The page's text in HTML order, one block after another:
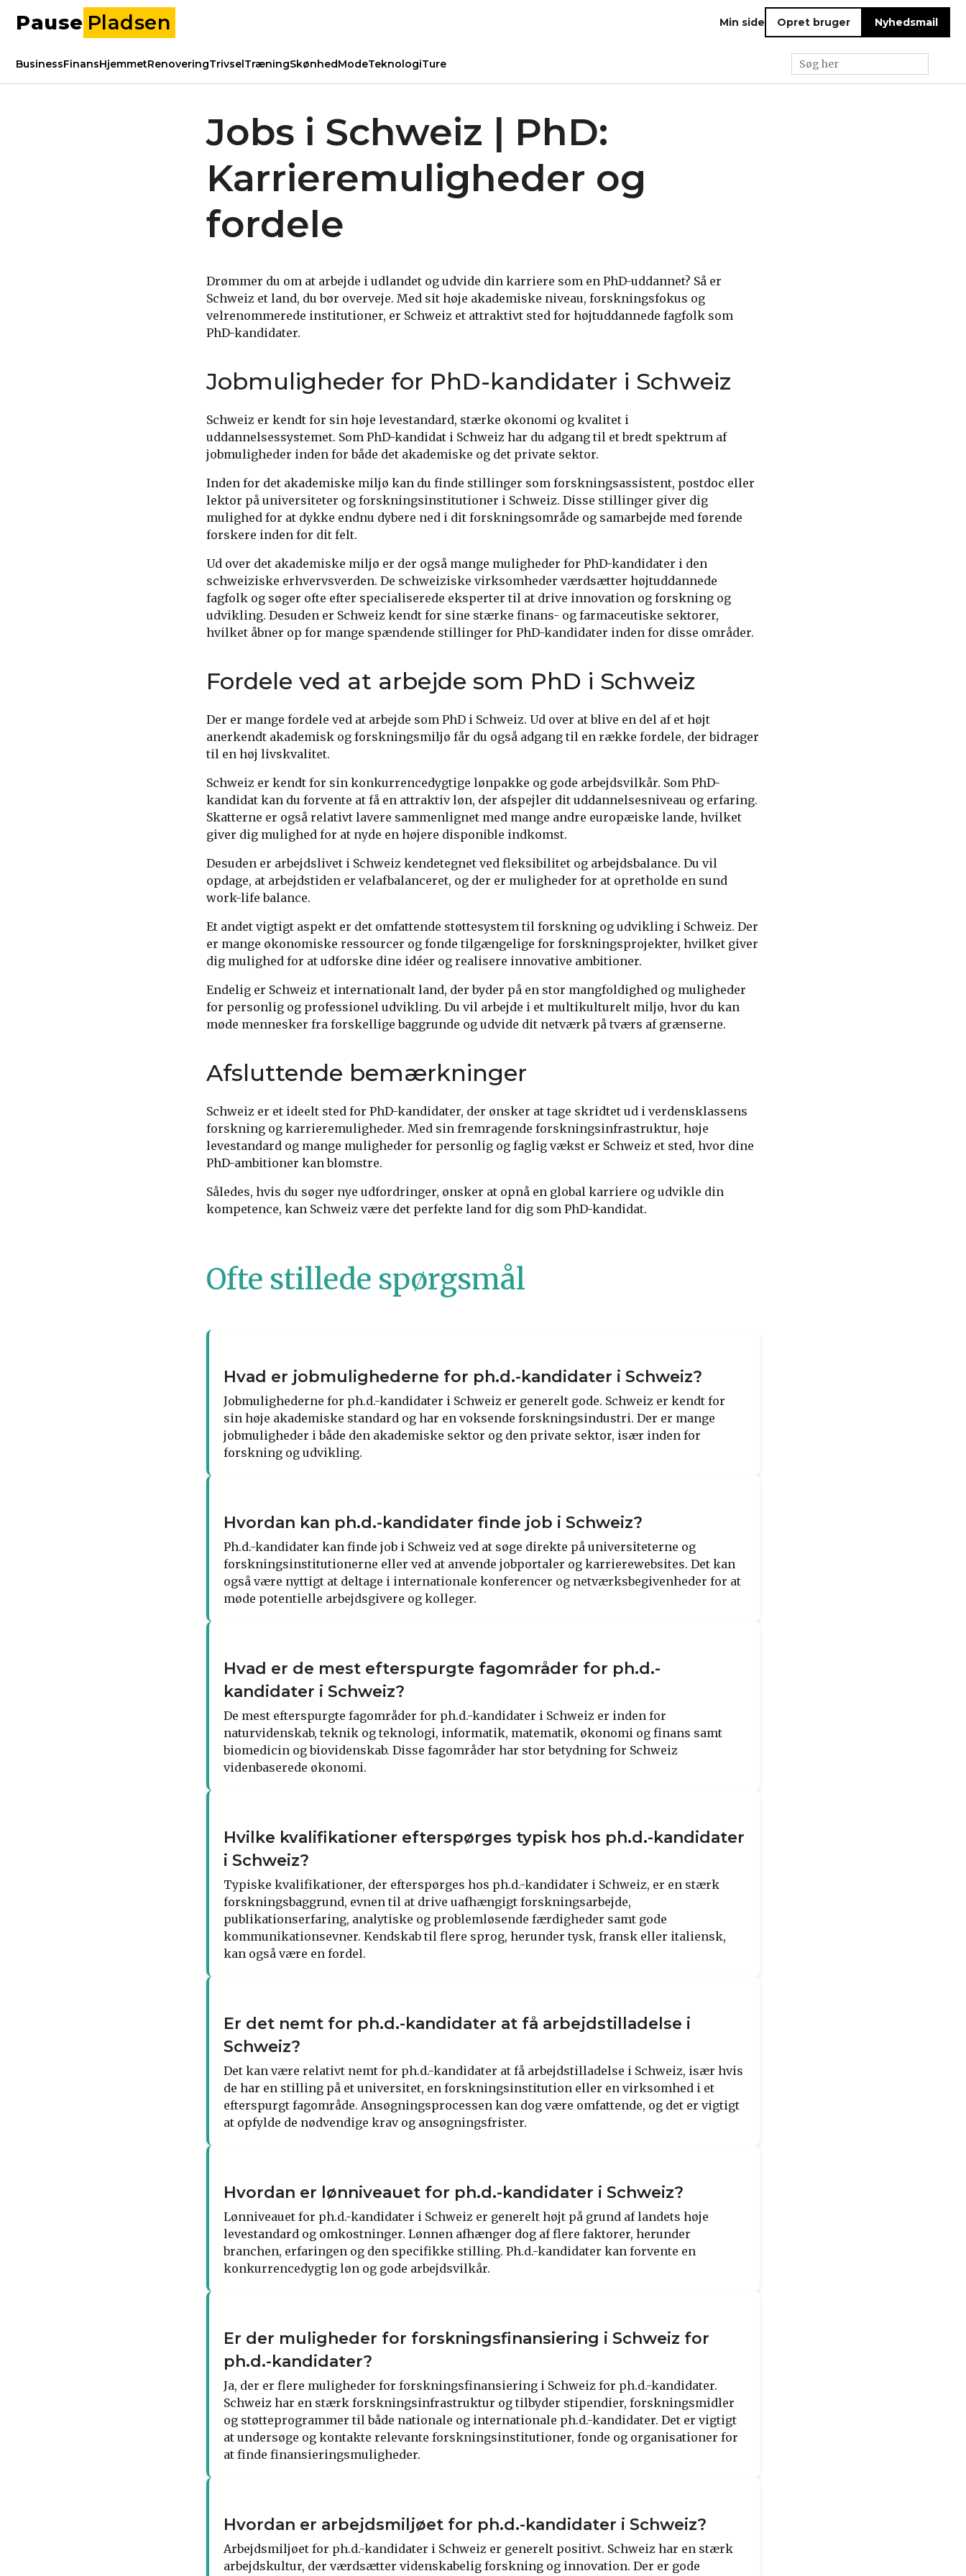
Pause Pladsen Min side Opret bruger Nyhedsmail
BusinessFinansHjemmetRenoveringTrivselTræningSkønhedModeTeknologiTure
Jobs i Schweiz | PhD:
Karrieremuligheder og
fordele
Drømmer du om at arbejde i udlandet og udvide din karriere som en PhD-uddannet? Så er
Schweiz et land, du bør overveje. Med sit høje akademiske niveau, forskningsfokus og
velrenommerede institutioner, er Schweiz et attraktivt sted for højtuddannede fagfolk som
PhD-kandidater.
Jobmuligheder for PhD-kandidater i Schweiz
Schweiz er kendt for sin høje levestandard, stærke økonomi og kvalitet i
uddannelsessystemet. Som PhD-kandidat i Schweiz har du adgang til et bredt spektrum af
jobmuligheder inden for både det akademiske og det private sektor.
Inden for det akademiske miljø kan du finde stillinger som forskningsassistent, postdoc eller
lektor på universiteter og forskningsinstitutioner i Schweiz. Disse stillinger giver dig
mulighed for at dykke endnu dybere ned i dit forskningsområde og samarbejde med førende
forskere inden for dit felt.
Ud over det akademiske miljø er der også mange muligheder for PhD-kandidater i den
schweiziske erhvervsverden. De schweiziske virksomheder værdsætter højtuddannede
fagfolk og søger ofte efter specialiserede eksperter til at drive innovation og forskning og
udvikling. Desuden er Schweiz kendt for sine stærke finans- og farmaceutiske sektorer,
hvilket åbner op for mange spændende stillinger for PhD-kandidater inden for disse områder.
Fordele ved at arbejde som PhD i Schweiz
Der er mange fordele ved at arbejde som PhD i Schweiz. Ud over at blive en del af et højt
anerkendt akademisk og forskningsmiljø får du også adgang til en række fordele, der bidrager
til en høj livskvalitet.
Schweiz er kendt for sin konkurrencedygtige lønpakke og gode arbejdsvilkår. Som PhD-
kandidat kan du forvente at få en attraktiv løn, der afspejler dit uddannelsesniveau og erfaring.
Skatterne er også relativt lavere sammenlignet med mange andre europæiske lande, hvilket
giver dig mulighed for at nyde en højere disponible indkomst.
Desuden er arbejdslivet i Schweiz kendetegnet ved fleksibilitet og arbejdsbalance. Du vil
opdage, at arbejdstiden er velafbalanceret, og der er muligheder for at opretholde en sund
work-life balance.
Et andet vigtigt aspekt er det omfattende støttesystem til forskning og udvikling i Schweiz. Der
er mange økonomiske ressourcer og fonde tilgængelige for forskningsprojekter, hvilket giver
dig mulighed for at udforske dine idéer og realisere innovative ambitioner.
Endelig er Schweiz et internationalt land, der byder på en stor mangfoldighed og muligheder
for personlig og professionel udvikling. Du vil arbejde i et multikulturelt miljø, hvor du kan
møde mennesker fra forskellige baggrunde og udvide dit netværk på tværs af grænserne.
Afsluttende bemærkninger
Schweiz er et ideelt sted for PhD-kandidater, der ønsker at tage skridtet ud i verdensklassens
forskning og karrieremuligheder. Med sin fremragende forskningsinfrastruktur, høje
levestandard og mange muligheder for personlig og faglig vækst er Schweiz et sted, hvor dine
PhD-ambitioner kan blomstre.
Således, hvis du søger nye udfordringer, ønsker at opnå en global karriere og udvikle din
kompetence, kan Schweiz være det perfekte land for dig som PhD-kandidat.
Ofte stillede spørgsmål
Hvad er jobmulighederne for ph.d.-kandidater i Schweiz?
Jobmulighederne for ph.d.-kandidater i Schweiz er generelt gode. Schweiz er kendt for
sin høje akademiske standard og har en voksende forskningsindustri. Der er mange
jobmuligheder i både den akademiske sektor og den private sektor, især inden for
forskning og udvikling.
Hvordan kan ph.d.-kandidater finde job i Schweiz?
Ph.d.-kandidater kan finde job i Schweiz ved at søge direkte på universiteterne og
forskningsinstitutionerne eller ved at anvende jobportaler og karrierewebsites. Det kan
også være nyttigt at deltage i internationale konferencer og netværksbegivenheder for at
møde potentielle arbejdsgivere og kolleger.
Hvad er de mest efterspurgte fagområder for ph.d.-
kandidater i Schweiz?
De mest efterspurgte fagområder for ph.d.-kandidater i Schweiz er inden for
naturvidenskab, teknik og teknologi, informatik, matematik, økonomi og finans samt
biomedicin og biovidenskab. Disse fagområder har stor betydning for Schweiz
videnbaserede økonomi.
Hvilke kvalifikationer efterspørges typisk hos ph.d.-kandidater
i Schweiz?
Typiske kvalifikationer, der efterspørges hos ph.d.-kandidater i Schweiz, er en stærk
forskningsbaggrund, evnen til at drive uafhængigt forskningsarbejde,
publikationserfaring, analytiske og problemløsende færdigheder samt gode
kommunikationsevner. Kendskab til flere sprog, herunder tysk, fransk eller italiensk,
kan også være en fordel.
Er det nemt for ph.d.-kandidater at få arbejdstilladelse i
Schweiz?
Det kan være relativt nemt for ph.d.-kandidater at få arbejdstilladelse i Schweiz, især hvis
de har en stilling på et universitet, en forskningsinstitution eller en virksomhed i et
efterspurgt fagområde. Ansøgningsprocessen kan dog være omfattende, og det er vigtigt
at opfylde de nødvendige krav og ansøgningsfrister.
Hvordan er lønniveauet for ph.d.-kandidater i Schweiz?
Lønniveauet for ph.d.-kandidater i Schweiz er generelt højt på grund af landets høje
levestandard og omkostninger. Lønnen afhænger dog af flere faktorer, herunder
branchen, erfaringen og den specifikke stilling. Ph.d.-kandidater kan forvente en
konkurrencedygtig løn og gode arbejdsvilkår.
Er der muligheder for forskningsfinansiering i Schweiz for
ph.d.-kandidater?
Ja, der er flere muligheder for forskningsfinansiering i Schweiz for ph.d.-kandidater.
Schweiz har en stærk forskningsinfrastruktur og tilbyder stipendier, forskningsmidler
og støtteprogrammer til både nationale og internationale ph.d.-kandidater. Det er vigtigt
at undersøge og kontakte relevante forskningsinstitutioner, fonde og organisationer for
at finde finansieringsmuligheder.
Hvordan er arbejdsmiljøet for ph.d.-kandidater i Schweiz?
Arbejdsmiljøet for ph.d.-kandidater i Schweiz er generelt positivt. Schweiz har en stærk
arbejdskultur, der værdsætter videnskabelig forskning og innovation. Der er gode